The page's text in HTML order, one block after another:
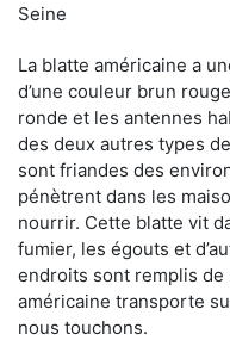
Seine
La blatte américaine a
d’une couleur brun
ronde et les antennes
des deux autres types
sont friandes des
pénètrent dans les
nourrir. Cette blatte vit
fumier, les égouts et
endroits sont remplis
américaine transporte
nous touchons.